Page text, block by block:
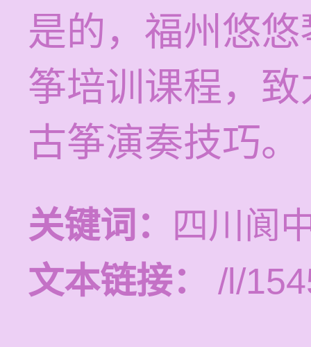
是的，福州悠
筝培训课程，
古筝演奏技巧。
关键词：
四川阆
文本链接：
/l/